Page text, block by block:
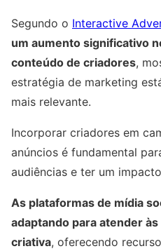
Segundo o Interactive
um aumento significativo
conteúdo de criadores,
estratégia de marketing
mais relevante.
Incorporar criadores em
anúncios é fundamental
audiências e ter um
As plataformas de mídia
adaptando para atender
criativa, oferecendo